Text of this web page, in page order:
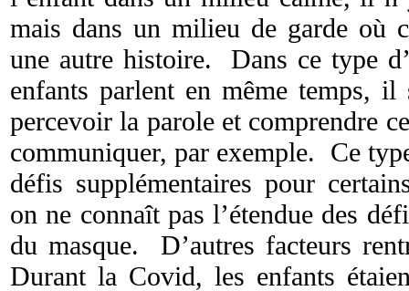
mais dans un milieu de garde où
une autre histoire. Dans ce type
enfants parlent en même temps,
percevoir la parole et comprendre
communiquer, par exemple. Ce
défis supplémentaires pour
on ne connaît pas l’étendue des
du masque. D’autres facteurs
Durant la Covid, les enfants